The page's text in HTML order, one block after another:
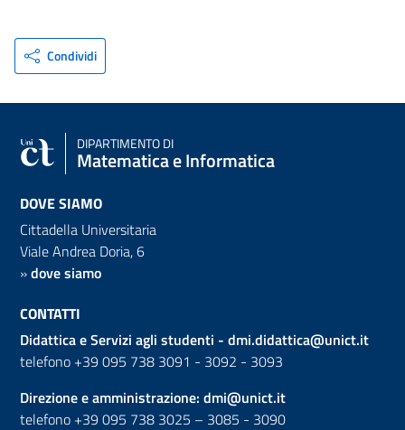
Condividi
DIPARTIMENTO DI
Matematica e Informatica
DOVE SIAMO
Cittadella Universitaria
Viale Andrea Doria, 6
»dove siamo
CONTATTI
Didattica e Servizi agli studenti - dmi.didattica@unict.it
telefono +39 095 738 3091 - 3092 - 3093
Direzione e amministrazione: dmi@unict.it
telefono +39 095 738 3025 – 3085 - 3090